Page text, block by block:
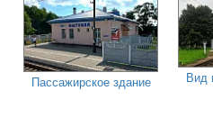
Пассажирское здание Вид